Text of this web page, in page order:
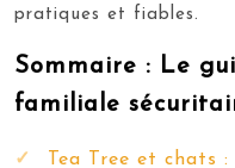
pratiques et fiables.
Sommaire : Le
familiale
Tea Tree et chats